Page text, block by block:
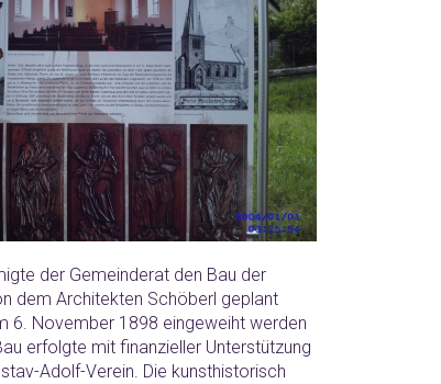
der Gemeinderat den Bau der
dem Architekten Schöberl geplant
6. November 1898 eingeweiht werden
erfolgte mit finanzieller Unterstützung
Adolf-Verein. Die kunsthistorisch